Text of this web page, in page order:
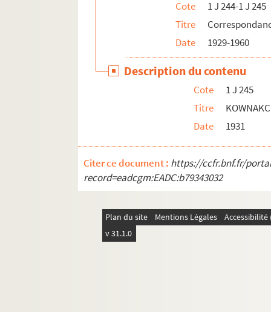
Cote
1 J 244-1 J 245
Titre
Date
1929-1960
Description du contenu
Cote
1 J 245
Titre
Date
1931
Citer ce document : https://ccfr.bnf.fr/
record=eadcgm:EADC:b79343032
Plan du site Mentions Légales
v 31.1.0